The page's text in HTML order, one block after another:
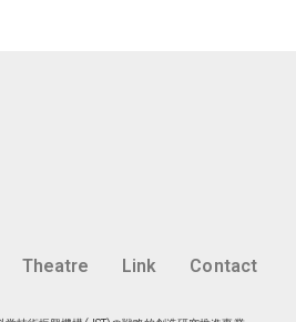
Theatre Link Contact